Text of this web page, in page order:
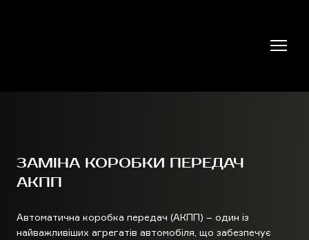
ЗАМІНА КОРОБКИ ПЕРЕДАЧ
АКПП
Автоматична коробка передач (АКПП) – один із
найважливіших агрегатів автомобіля, що забезпечує